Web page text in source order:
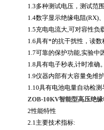
1.3多种测试电压，测试范
1.4数字显示绝缘电阻(RX)
1.5充电电流大,可对容性负
1.6具有*的抗干扰性，读数
1.7可靠的保护功能,实验中
1.8具有电子秒表,计时准确
1.9仪器内部有大容量免维
1.10具有电池电量自动检测
ZOB-10KV智能型高压绝
2性能特性
2.1主要技术指标: